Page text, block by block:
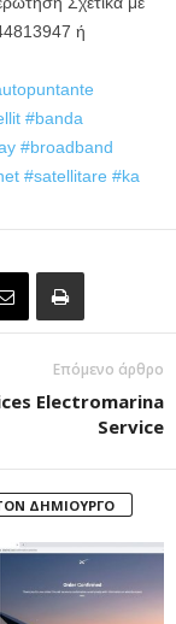
ή
#banda
#broadband
#satellitare #ka
Επόμενο άρθρο
Electromarina
Service
ΔΗΜΙΟΥΡΓΟ